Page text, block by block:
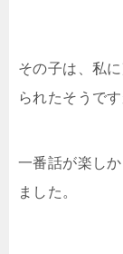
その子は、私
られたそうです
一番話が楽し
ました。